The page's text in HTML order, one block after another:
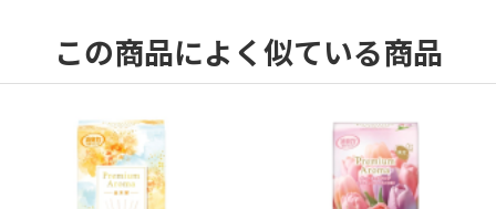
この商品によく似ている商品